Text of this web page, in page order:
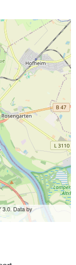
3.0. Data by